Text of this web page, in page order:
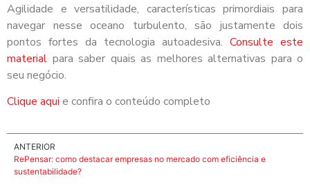
Agilidade e versatilidade, características primordiais para
navegar nesse oceano turbulento, são justamente dois
pontos fortes da tecnologia autoadesiva. Consulte este
material para saber quais as melhores alternativas para o
seu negócio.
Clique aqui e confira o conteúdo completo
ANTERIOR
RePensar: como destacar empresas no mercado com eficiência e
sustentabilidade?